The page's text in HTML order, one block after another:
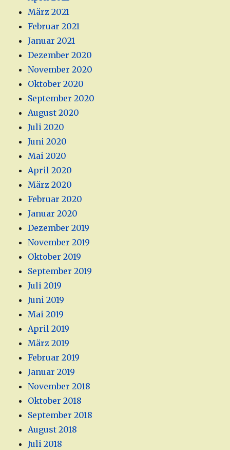
März 2021
Februar 2021
Januar 2021
Dezember 2020
November 2020
Oktober 2020
September 2020
August 2020
Juli 2020
Juni 2020
Mai 2020
April 2020
März 2020
Februar 2020
Januar 2020
Dezember 2019
November 2019
Oktober 2019
September 2019
Juli 2019
Juni 2019
Mai 2019
April 2019
März 2019
Februar 2019
Januar 2019
November 2018
Oktober 2018
September 2018
August 2018
Juli 2018